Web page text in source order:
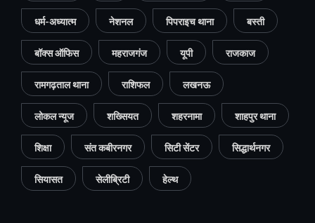
धर्म-अध्यात्म नेशनल पिपराइच थाना बस्ती
बॉक्स ऑफिस महराजगंज यूपी राजकाज
रामगढ़ताल थाना राशिफल लखनऊ
लोकल न्यूज शख्सियत शहरनामा शाहपुर थाना
शिक्षा संत कबीरनगर सिटी सेंटर सिद्धार्थनगर
सियासत सेलीब्रिटी हेल्थ